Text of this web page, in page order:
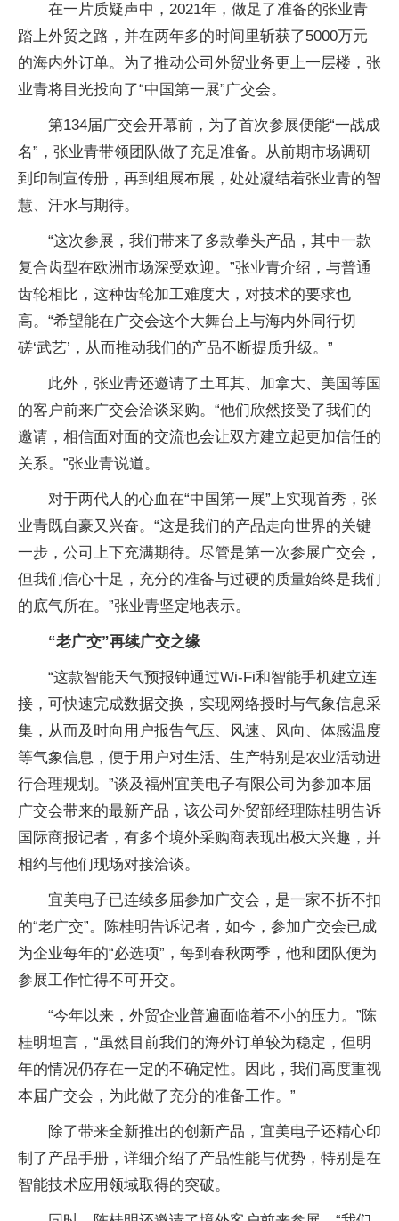
在一片质疑声中，2021年，做足了准备的张业青
踏上外贸之路，并在两年多的时间里斩获了5000万元
的海内外订单。为了推动公司外贸业务更上一层楼，张
业青将目光投向了“中国第一展”广交会。
第134届广交会开幕前，为了首次参展便能“一战成
名”，张业青带领团队做了充足准备。从前期市场调研
到印制宣传册，再到组展布展，处处凝结着张业青的智
慧、汗水与期待。
“这次参展，我们带来了多款拳头产品，其中一款
复合齿型在欧洲市场深受欢迎。”张业青介绍，与普通
齿轮相比，这种齿轮加工难度大，对技术的要求也
高。“希望能在广交会这个大舞台上与海内外同行切
磋‘武艺’，从而推动我们的产品不断提质升级。”
此外，张业青还邀请了土耳其、加拿大、美国等国
的客户前来广交会洽谈采购。“他们欣然接受了我们的
邀请，相信面对面的交流也会让双方建立起更加信任的
关系。”张业青说道。
对于两代人的心血在“中国第一展”上实现首秀，张
业青既自豪又兴奋。“这是我们的产品走向世界的关键
一步，公司上下充满期待。尽管是第一次参展广交会，
但我们信心十足，充分的准备与过硬的质量始终是我们
的底气所在。”张业青坚定地表示。
“老广交”再续广交之缘
“这款智能天气预报钟通过Wi-Fi和智能手机建立连
接，可快速完成数据交换，实现网络授时与气象信息采
集，从而及时向用户报告气压、风速、风向、体感温度
等气象信息，便于用户对生活、生产特别是农业活动进
行合理规划。”谈及福州宜美电子有限公司为参加本届
广交会带来的最新产品，该公司外贸部经理陈桂明告诉
国际商报记者，有多个境外采购商表现出极大兴趣，并
相约与他们现场对接洽谈。
宜美电子已连续多届参加广交会，是一家不折不扣
的“老广交”。陈桂明告诉记者，如今，参加广交会已成
为企业每年的“必选项”，每到春秋两季，他和团队便为
参展工作忙得不可开交。
“今年以来，外贸企业普遍面临着不小的压力。”陈
桂明坦言，“虽然目前我们的海外订单较为稳定，但明
年的情况仍存在一定的不确定性。因此，我们高度重视
本届广交会，为此做了充分的准备工作。”
除了带来全新推出的创新产品，宜美电子还精心印
制了产品手册，详细介绍了产品性能与优势，特别是在
智能技术应用领域取得的突破。